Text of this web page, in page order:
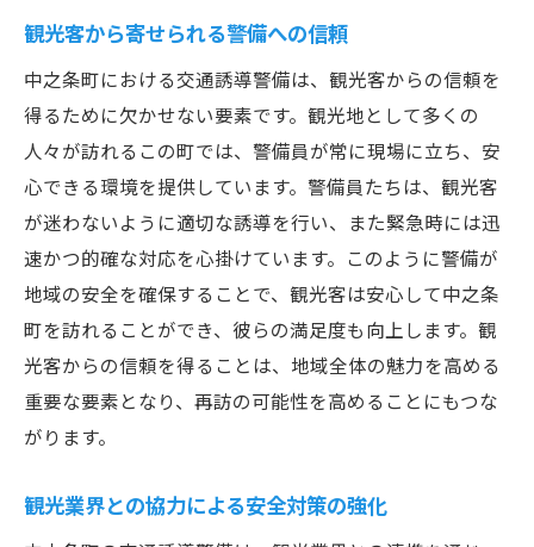
観光客から寄せられる警備への信頼
中之条町における交通誘導警備は、観光客からの信頼を
得るために欠かせない要素です。観光地として多くの
人々が訪れるこの町では、警備員が常に現場に立ち、安
心できる環境を提供しています。警備員たちは、観光客
が迷わないように適切な誘導を行い、また緊急時には迅
速かつ的確な対応を心掛けています。このように警備が
地域の安全を確保することで、観光客は安心して中之条
町を訪れることができ、彼らの満足度も向上します。観
光客からの信頼を得ることは、地域全体の魅力を高める
重要な要素となり、再訪の可能性を高めることにもつな
がります。
観光業界との協力による安全対策の強化